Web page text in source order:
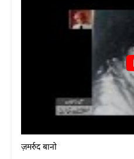
ज़मर्रुद बानो